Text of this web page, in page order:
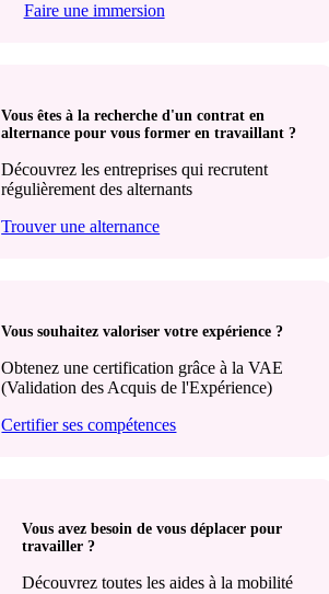
Faire une immersion
Vous êtes à la recherche d'un contrat en
alternance pour vous former en travaillant ?
Découvrez les entreprises qui recrutent
régulièrement des alternants
Trouver une alternance
Vous souhaitez valoriser votre expérience ?
Obtenez une certification grâce à la VAE
(Validation des Acquis de l'Expérience)
Certifier ses compétences
Vous avez besoin de vous déplacer pour
travailler ?
Découvrez toutes les aides à la mobilité